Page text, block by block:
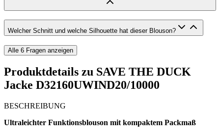
Welcher Schnitt und welche Silhouette hat dieser Blouson?
Alle 6 Fragen anzeigen
Produktdetails zu SAVE THE DUCK
Jacke D32160UWIND20/10000
BESCHREIBUNG
Ultraleichter Funktionsblouson mit kompaktem Packmaß